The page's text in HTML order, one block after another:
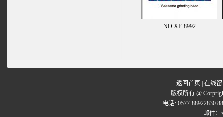
NO.XF-8992
返回首页
在线
版权所有 @
电话: 0577-88922830
邮件：